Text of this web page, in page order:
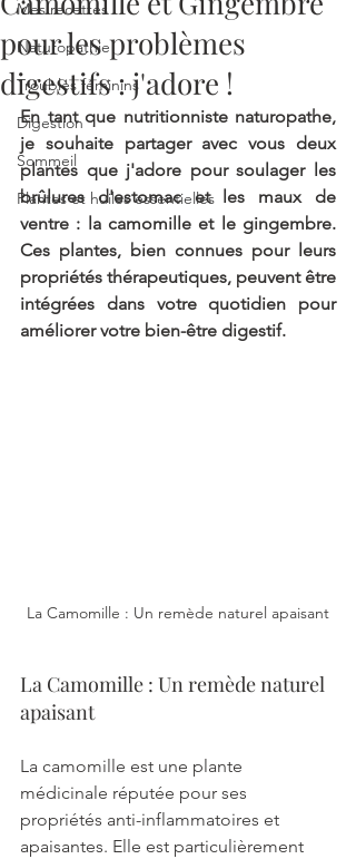
Mes recettes
Naturopathie
Troubles féminins
Digestion
Sommeil
Plantes et huiles essentielles
pour les problèmes
digestifs : j'adore !
En tant que nutritionniste naturopathe,
je souhaite partager avec vous deux
plantes que j'adore pour soulager les
brûlures d'estomac et les maux de
ventre : la camomille et le gingembre.
Ces plantes, bien connues pour leurs
propriétés thérapeutiques, peuvent être
intégrées dans votre quotidien pour
améliorer votre bien-être digestif.
La Camomille : Un remède naturel apaisant
La Camomille : Un remède naturel
apaisant
La camomille est une plante
médicinale réputée pour ses
propriétés anti-inflammatoires et
apaisantes. Elle est particulièrement